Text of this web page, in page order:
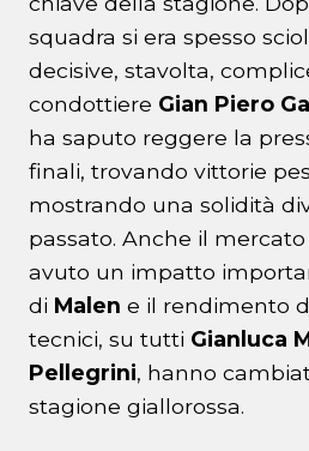
squadra si era spesso
decisive, stavolta,
condottiere Gian Piero
ha saputo reggere la
finali, trovando vittorie
mostrando una solidità
passato. Anche il
avuto un impatto
di Malen e il rendimento
tecnici, su tutti Gianluca
Pellegrini, hanno
stagione giallorossa.